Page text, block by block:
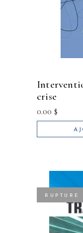
intervention en situation en de
crise
0.00 $
RUPTURE